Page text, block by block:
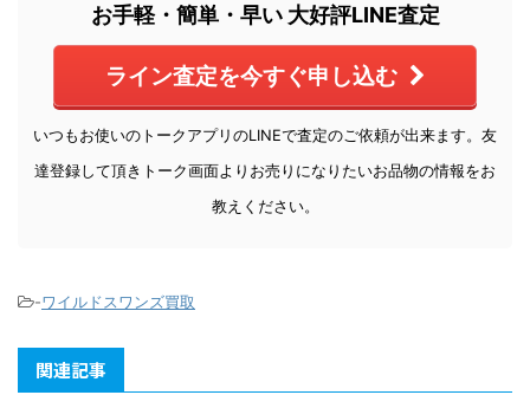
お手軽・簡単・早い 大好評LINE査定
ライン査定を今すぐ申し込む
いつもお使いのトークアプリのLINEで査定のご依頼が出来ます。友
達登録して頂きトーク画面よりお売りになりたいお品物の情報をお
教えください。
-ワイルドスワンズ買取
関連記事